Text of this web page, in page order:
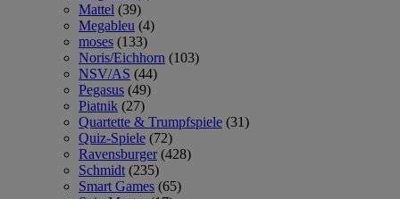
Mattel (39)
Megableu (4)
moses (133)
Noris/Eichhorn (103)
NSV/AS (44)
Pegasus (49)
Piatnik (27)
Quartette & Trumpfspiele (31)
Quiz-Spiele (72)
Ravensburger (428)
Schmidt (235)
Smart Games (65)